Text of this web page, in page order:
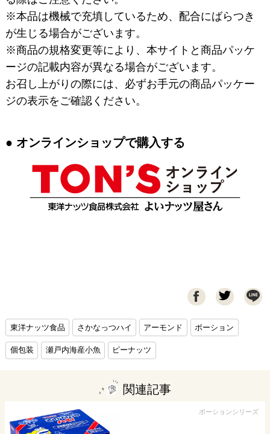
※本品は機械で充填しているため、配合にばらつき
が生じる場合がございます。
※商品の規格変更等により、本サイトと商品パッケ
ージの記載内容が異なる場合がございます。
お召し上がりの際には、必ずお手元の商品パッケー
ジの表示をご確認ください。
オンラインショップで購入する

東洋ナッツ食品 さかなっつハイ アーモンド ポーション
個包装 瀬戸内海産小魚 ピーナッツ
関連記事
ポーションシリーズ